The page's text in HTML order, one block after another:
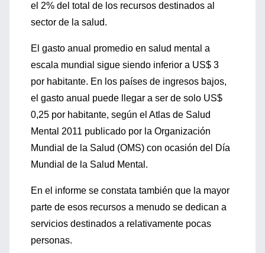
el 2% del total de los recursos destinados al
sector de la salud.
El gasto anual promedio en salud mental a
escala mundial sigue siendo inferior a US$ 3
por habitante. En los países de ingresos bajos,
el gasto anual puede llegar a ser de solo US$
0,25 por habitante, según el Atlas de Salud
Mental 2011 publicado por la Organización
Mundial de la Salud (OMS) con ocasión del Día
Mundial de la Salud Mental.
En el informe se constata también que la mayor
parte de esos recursos a menudo se dedican a
servicios destinados a relativamente pocas
personas.